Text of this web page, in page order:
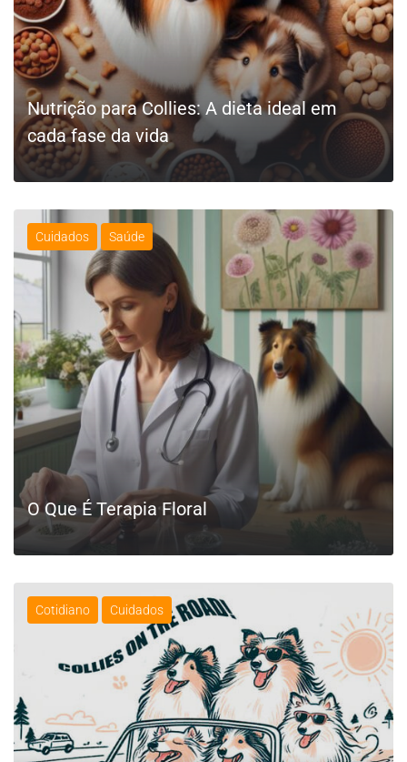
Nutrição para Collies: A dieta ideal em
cada fase da vida
LEIA MAIS
Cuidados Saúde
O Que É Terapia Floral
Cotidiano Cuidados